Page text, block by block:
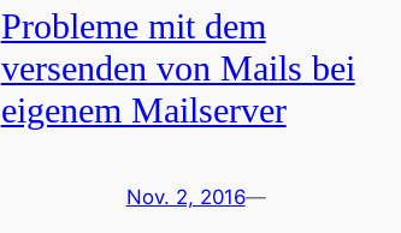
Probleme mit dem
versenden von Mails bei
eigenem Mailserver
Nov. 2, 2016—